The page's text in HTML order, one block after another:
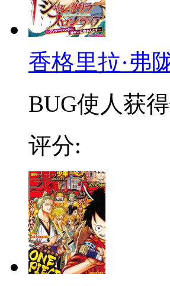
香格里拉·弗
BUG使人获
评分: